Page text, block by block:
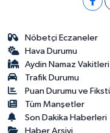
Nöbetçi Eczaneler
Hava Durumu
Aydin Namaz Vakitleri
Trafik Durumu
Puan Durumu ve
Tüm Manşetler
Son Dakika Haberleri
Haber Arşivi